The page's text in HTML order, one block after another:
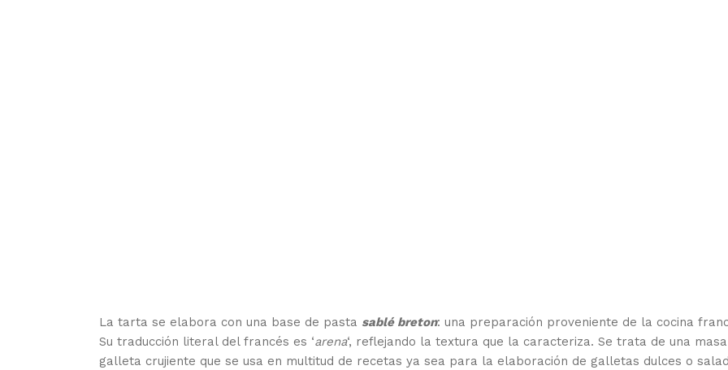
La tarta se elabora con una base de pasta sablé breton: una preparación proveniente de la cocina
Su traducción literal del francés es ‘arena‘, reflejando la textura que la caracteriza. Se trata de una
galleta crujiente que se usa en multitud de recetas ya sea para la elaboración de galletas dulces o